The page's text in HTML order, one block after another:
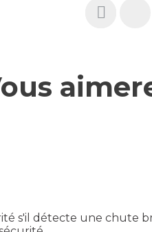
s'il détecte une chute